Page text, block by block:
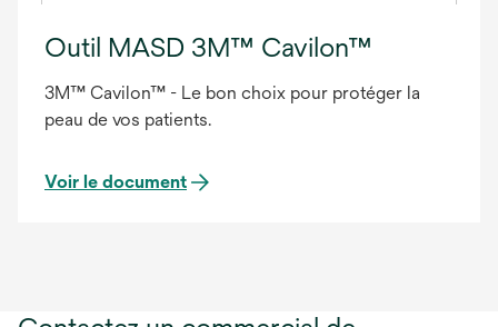
Outil MASD 3M™ Cavilon™
3M™ Cavilon™ - Le bon choix pour protéger la
peau de vos patients.
Voir le document